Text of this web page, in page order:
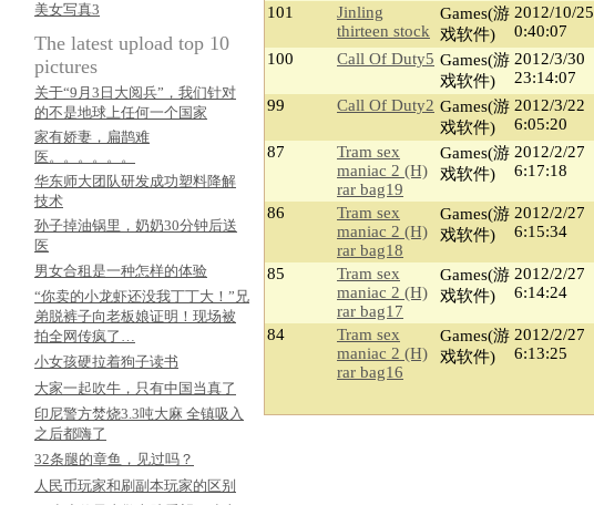
美女写真3
The latest upload top 10
pictures
关于“9月3日大阅兵”，我们针对
的不是地球上任何一个国家
家有娇妻，扁鹊难
医。。。。。。
华东师大团队研发成功塑料降解
技术
孙子掉油锅里，奶奶30分钟后送
医
男女合租是一种怎样的体验
“你卖的小龙虾还没我丁丁大！”兄
弟脱裤子向老板娘证明！现场被
拍全网传疯了…
小女孩硬拉着狗子读书
大家一起吹牛，只有中国当真了
印尼警方焚烧3.3吨大麻 全镇吸入
之后都嗨了
32条腿的章鱼，见过吗？
人民币玩家和刷副本玩家的区别
101
Jinling
thirteen stock
Games(游
戏软件)
2012/10/25
0:40:07
100 Call Of Duty5 Games(游
戏软件)
2012/3/30
23:14:07
99 Call Of Duty2 Games(游
戏软件)
2012/3/22
6:05:20
87
Tram sex
maniac 2 (H)
rar bag19
Games(游
戏软件)
2012/2/27
6:17:18
86
Tram sex
maniac 2 (H)
rar bag18
Games(游
戏软件)
2012/2/27
6:15:34
85
Tram sex
maniac 2 (H)
rar bag17
Games(游
戏软件)
2012/2/27
6:14:24
84
Tram sex
maniac 2 (H)
rar bag16
Games(游
戏软件)
2012/2/27
6:13:25